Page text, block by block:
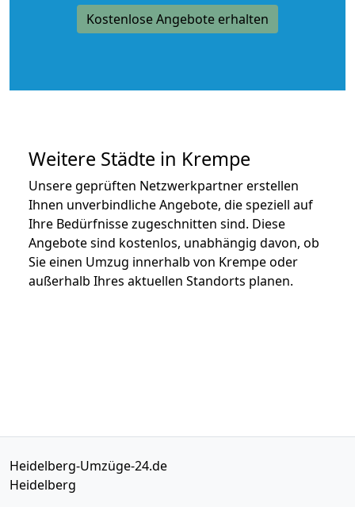
Kostenlose Angebote erhalten
Weitere Städte in Krempe
Unsere geprüften Netzwerkpartner erstellen
Ihnen unverbindliche Angebote, die speziell auf
Ihre Bedürfnisse zugeschnitten sind. Diese
Angebote sind kostenlos, unabhängig davon, ob
Sie einen Umzug innerhalb von Krempe oder
außerhalb Ihres aktuellen Standorts planen.
Heidelberg-Umzüge-24.de
Heidelberg